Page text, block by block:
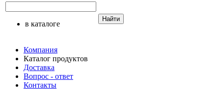
в каталоге
Найти
Компания
Каталог продуктов
Доставка
Вопрос - ответ
Контакты